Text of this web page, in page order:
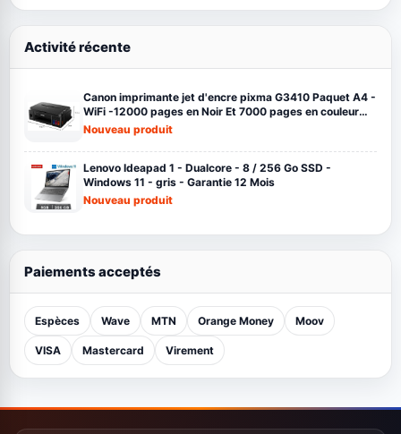
Activité récente
Canon imprimante jet d'encre pixma G3410 Paquet A4 -
WiFi -12000 pages en Noir Et 7000 pages en couleur
noir
Nouveau produit
Lenovo Ideapad 1 - Dualcore - 8 / 256 Go SSD -
Windows 11 - gris - Garantie 12 Mois
Nouveau produit
Paiements acceptés
Espèces Wave MTN Orange Money Moov
VISA Mastercard Virement